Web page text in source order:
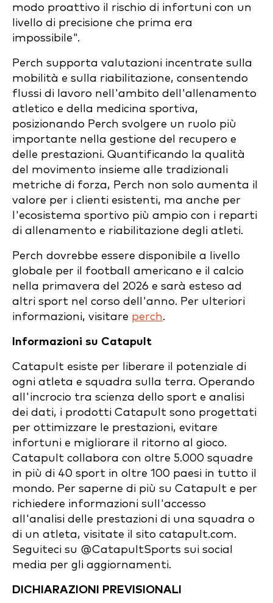
modo proattivo il rischio di infortuni con un
livello di precisione che prima era
impossibile".
Perch supporta valutazioni incentrate sulla
mobilità e sulla riabilitazione, consentendo
flussi di lavoro nell'ambito dell'allenamento
atletico e della medicina sportiva,
posizionando Perch svolgere un ruolo più
importante nella gestione del recupero e
delle prestazioni. Quantificando la qualità
del movimento insieme alle tradizionali
metriche di forza, Perch non solo aumenta il
valore per i clienti esistenti, ma anche per
l'ecosistema sportivo più ampio con i reparti
di allenamento e riabilitazione degli atleti.
Perch dovrebbe essere disponibile a livello
globale per il football americano e il calcio
nella primavera del 2026 e sarà esteso ad
altri sport nel corso dell'anno. Per ulteriori
informazioni, visitare perch.
Informazioni su Catapult
Catapult esiste per liberare il potenziale di
ogni atleta e squadra sulla terra. Operando
all'incrocio tra scienza dello sport e analisi
dei dati, i prodotti Catapult sono progettati
per ottimizzare le prestazioni, evitare
infortuni e migliorare il ritorno al gioco.
Catapult collabora con oltre 5.000 squadre
in più di 40 sport in oltre 100 paesi in tutto il
mondo. Per saperne di più su Catapult e per
richiedere informazioni sull'accesso
all'analisi delle prestazioni di una squadra o
di un atleta, visitate il sito catapult.com.
Seguiteci su @CatapultSports sui social
media per gli aggiornamenti.
DICHIARAZIONI PREVISIONALI